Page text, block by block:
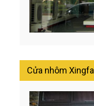
Cửa nhôm Xingfa